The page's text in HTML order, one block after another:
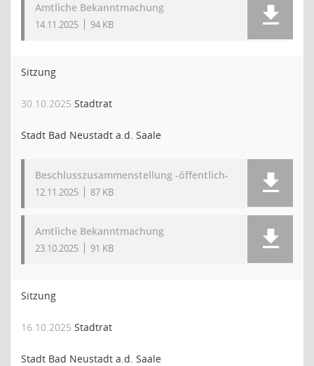
Amtliche Bekanntmachung
14.11.2025 94 KB
Sitzung
30.10.2025 Stadtrat
Stadt Bad Neustadt a.d. Saale
Beschlusszusammenstellung -öffentlich-
12.11.2025 87 KB
Amtliche Bekanntmachung
23.10.2025 91 KB
Sitzung
16.10.2025 Stadtrat
Stadt Bad Neustadt a.d. Saale